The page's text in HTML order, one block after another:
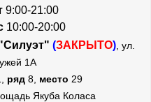
9:00-21:00
10:00-20:00
(ЗАКРЫТО) , ул.
1А
ряд 8, место 29
Якуба Коласа